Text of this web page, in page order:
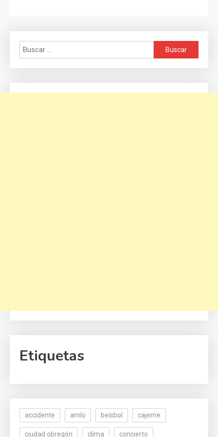
Buscar:
Etiquetas
accidente amlo beisbol cajeme
ciudad obregón clima concierto